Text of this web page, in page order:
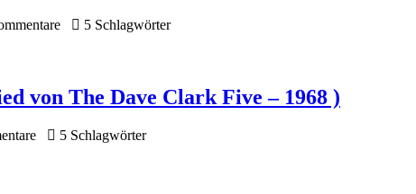
5 Schlagwörter
von The Dave Clark Five – 1968 )
5 Schlagwörter